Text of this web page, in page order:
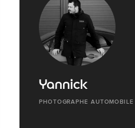
Yannick
PHOTOGRAPHE AUTOMOBILE